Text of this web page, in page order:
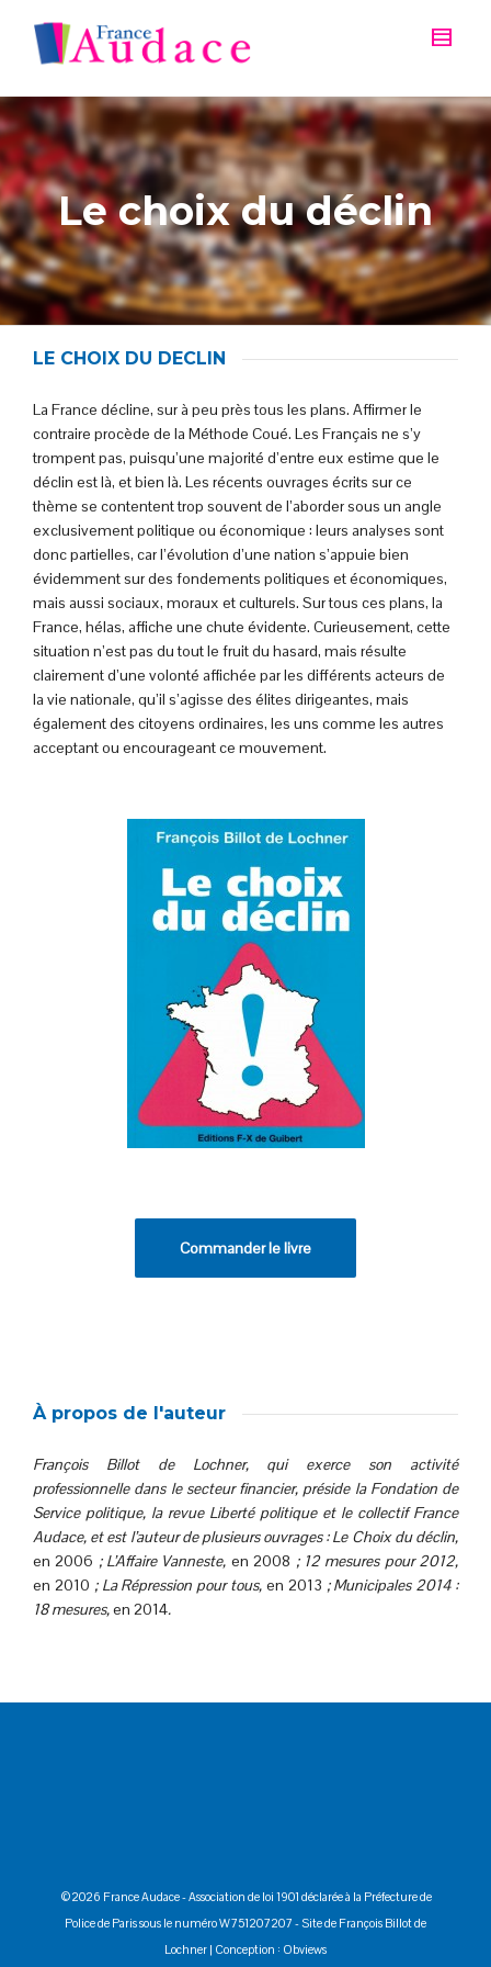
Le choix du déclin
LE CHOIX DU DECLIN
La France décline, sur à peu près tous les plans. Affirmer le
contraire procède de la Méthode Coué. Les Français ne s’y
trompent pas, puisqu’une majorité d’entre eux estime que le
déclin est là, et bien là. Les récents ouvrages écrits sur ce
thème se contentent trop souvent de l’aborder sous un angle
exclusivement politique ou économique : leurs analyses sont
donc partielles, car l’évolution d’une nation s’appuie bien
évidemment sur des fondements politiques et économiques,
mais aussi sociaux, moraux et culturels. Sur tous ces plans, la
France, hélas, affiche une chute évidente. Curieusement, cette
situation n’est pas du tout le fruit du hasard, mais résulte
clairement d’une volonté affichée par les différents acteurs de
la vie nationale, qu’il s’agisse des élites dirigeantes, mais
également des citoyens ordinaires, les uns comme les autres
acceptant ou encourageant ce mouvement.
Commander le livre
À propos de l'auteur
François Billot de Lochner, qui exerce son activité
professionnelle dans le secteur financier, préside la Fondation de
Service politique, la revue Liberté politique et le collectif France
Audace, et est l’auteur de plusieurs ouvrages : Le Choix du déclin,
en 2006 ; L’Affaire Vanneste, en 2008 ; 12 mesures pour 2012,
en 2010 ; La Répression pour tous, en 2013 ; Municipales 2014 :
18 mesures,en 2014.
©2026 France Audace - Association de loi 1901 déclarée à la Préfecture de
Police de Paris sous le numéro W751207207 -Site de François Billot de
Lochner | Conception : Obviews